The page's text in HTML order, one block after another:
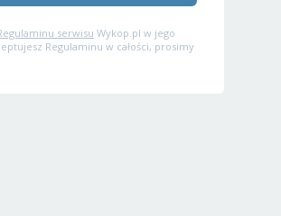
serwisu Wykop.pl w jego
Regulaminu w całości, prosimy